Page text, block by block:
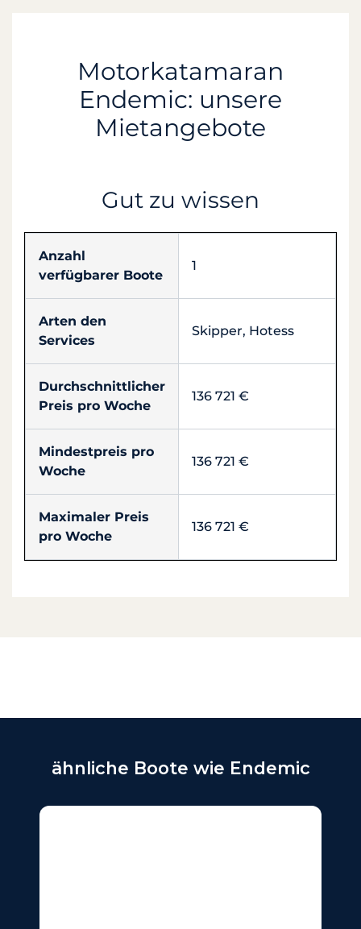
Motorkatamaran
Endemic: unsere
Mietangebote
Gut zu wissen
Anzahl
verfügbarer Boote
1
Arten den
Services
Skipper, Hotess
Durchschnittlicher
Preis pro Woche
136 721 €
Mindestpreis pro
Woche
136 721 €
Maximaler Preis
pro Woche
136 721 €
ähnliche Boote wie Endemic